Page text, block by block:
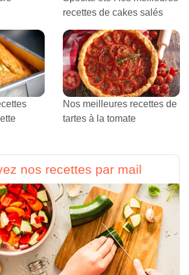
recettes de cakes salés
Nos meilleures recettes de
tartes à la tomate
nos recettes par mail